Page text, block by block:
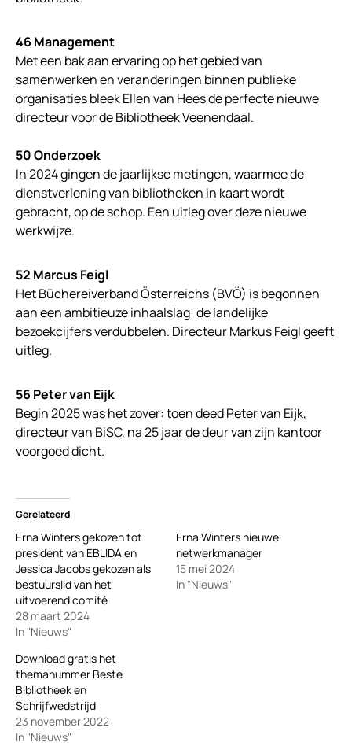
46 Management
Met een bak aan ervaring op het gebied van
samenwerken en veranderingen binnen publieke
organisaties bleek Ellen van Hees de perfecte nieuwe
directeur voor de Bibliotheek Veenendaal.
50 Onderzoek
In 2024 gingen de jaarlijkse metingen, waarmee de
dienstverlening van bibliotheken in kaart wordt
gebracht, op de schop. Een uitleg over deze nieuwe
werkwijze.
52 Marcus Feigl
Het Büchereiverband Österreichs (BVÖ) is begonnen
aan een ambitieuze inhaalslag: de landelijke
bezoekcijfers verdubbelen. Directeur Markus Feigl geeft
uitleg.
56 Peter van Eijk
Begin 2025 was het zover: toen deed Peter van Eijk,
directeur van BiSC, na 25 jaar de deur van zijn kantoor
voorgoed dicht.
Gerelateerd
Erna Winters gekozen tot
president van EBLIDA en
Jessica Jacobs gekozen als
bestuurslid van het
uitvoerend comité
28 maart 2024
In "Nieuws"
Erna Winters nieuwe
netwerkmanager
15 mei 2024
In "Nieuws"
Download gratis het
themanummer Beste
Bibliotheek en
Schrijfwedstrijd
23 november 2022
In "Nieuws"